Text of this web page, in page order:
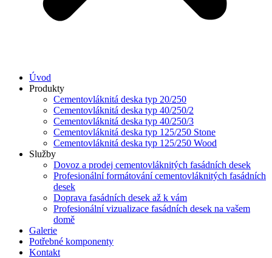
Úvod
Produkty
Cementovláknitá deska typ 20/250
Cementovláknitá deska typ 40/250/2
Cementovláknitá deska typ 40/250/3
Cementovláknitá deska typ 125/250 Stone
Cementovláknitá deska typ 125/250 Wood
Služby
Dovoz a prodej cementovláknitých fasádních desek
Profesionální formátování cementovláknitých fasádních
desek
Doprava fasádních desek až k vám
Profesionální vizualizace fasádních desek na vašem
domě
Galerie
Potřebné komponenty
Kontakt